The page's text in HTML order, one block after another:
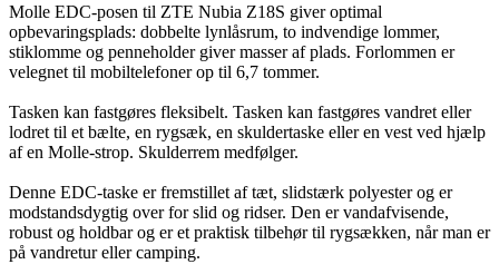
Molle EDC-posen til ZTE Nubia Z18S giver optimal
opbevaringsplads: dobbelte lynlåsrum, to indvendige lommer,
stiklomme og penneholder giver masser af plads. Forlommen er
velegnet til mobiltelefoner op til 6,7 tommer.
Tasken kan fastgøres fleksibelt. Tasken kan fastgøres vandret eller
lodret til et bælte, en rygsæk, en skuldertaske eller en vest ved hjælp
af en Molle-strop. Skulderrem medfølger.
Denne EDC-taske er fremstillet af tæt, slidstærk polyester og er
modstandsdygtig over for slid og ridser. Den er vandafvisende,
robust og holdbar og er et praktisk tilbehør til rygsækken, når man er
på vandretur eller camping.